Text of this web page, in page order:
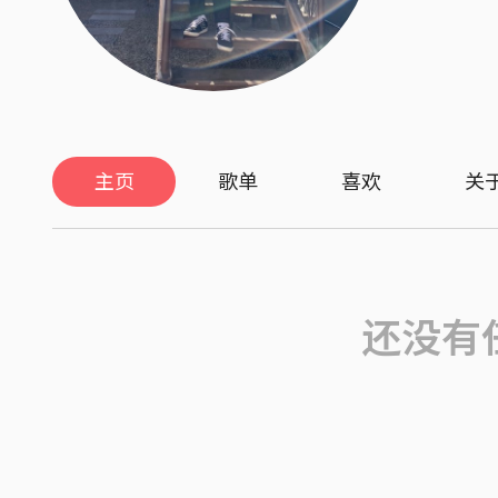
主页 歌单 喜欢 关
还没有